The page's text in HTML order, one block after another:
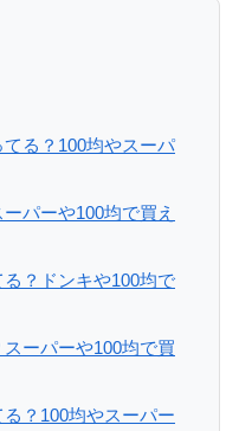
る？100均やスーパ
パーや100均で買え
？ドンキや100均で
ーパーや100均で買
？100均やスーパー